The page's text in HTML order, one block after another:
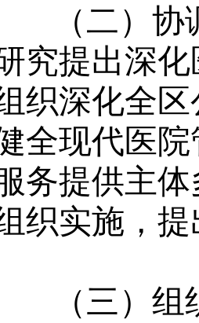
（二）
究提出深化
织深化全
全现代医
务提供主
织实施，
（三）